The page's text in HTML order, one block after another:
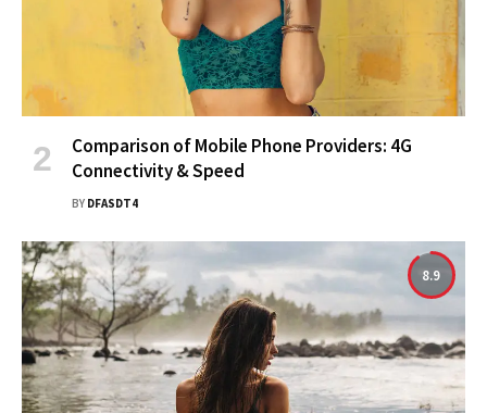
Comparison of Mobile Phone Providers: 4G
Connectivity & Speed
BY DFASDT4
8.9